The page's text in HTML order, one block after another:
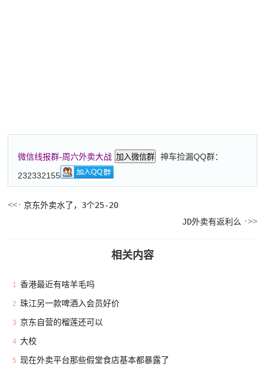
微信线报群-周六外卖大战 加入微信群
神车捡漏QQ群：
232332155
京东外卖水了，3个25-20
JD外卖有返利么
相关内容
1 香港最近有啥羊毛吗
2 珠江另一款啤酒入会员好价
3 京东自营的榴莲还可以
4 大校
5 现在外卖平台那些假堂食店基本都暴露了